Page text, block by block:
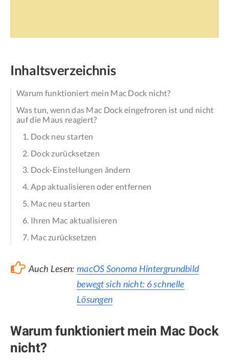
Inhaltsverzeichnis
Warum funktioniert mein Mac Dock nicht?
Was tun, wenn das Mac Dock eingefroren ist und nicht
auf die Maus reagiert?
1. Dock neu starten
2. Dock zurücksetzen
3. Dock-Einstellungen ändern
4. App aktualisieren oder entfernen
5. Mac neu starten
6. Ihren Mac aktualisieren
7. Mac zurücksetzen
Auch Lesen: macOS Sonoma Hintergrundbild
bewegt sich nicht: 6 schnelle
Lösungen
Warum funktioniert mein Mac Dock
nicht?